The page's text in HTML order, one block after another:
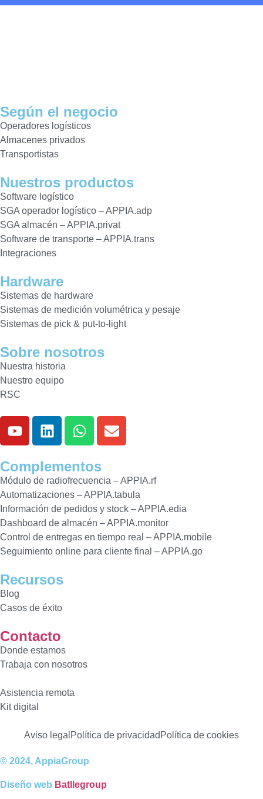
Según el negocio
Operadores logísticos
Almacenes privados
Transportistas
Nuestros productos
Software logístico
SGA operador logístico – APPIA.adp
SGA almacén – APPIA.privat
Software de transporte – APPIA.trans
Integraciones
Hardware
Sistemas de hardware
Sistemas de medición volumétrica y pesaje
Sistemas de pick & put-to-light
Sobre nosotros
Nuestra historia
Nuestro equipo
RSC
Complementos
Módulo de radiofrecuencia – APPIA.rf
Automatizaciones – APPIA.tabula
Información de pedidos y stock – APPIA.edia
Dashboard de almacén – APPIA.monitor
Control de entregas en tiempo real – APPIA.mobile
Seguimiento online para cliente final – APPIA.go
Recursos
Blog
Casos de éxito
Contacto
Donde estamos
Trabaja con nosotros
Asistencia remota
Kit digital
Aviso legal Política de privacidad Política de cookies
© 2024, AppiaGroup
Diseño web Batllegroup